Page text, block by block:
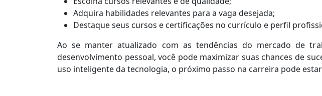
Adquira habilidades relevantes para a vaga desejada;
Destaque seus cursos e certificações no currículo e perfil
Ao se manter atualizado com as tendências do mercado de
desenvolvimento pessoal, você pode maximizar suas chances de
uso inteligente da tecnologia, o próximo passo na carreira pode